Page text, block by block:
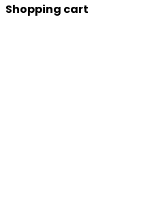
Shopping cart